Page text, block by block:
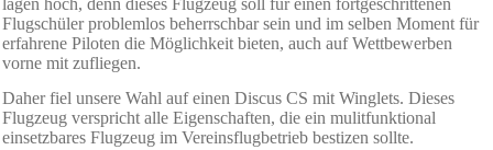
lagen hoch, denn dieses Flugzeug soll für einen fortgeschrittenen
Flugschüler problemlos beherrschbar sein und im selben Moment für
erfahrene Piloten die Möglichkeit bieten, auch auf Wettbewerben
vorne mit zufliegen.
Daher fiel unsere Wahl auf einen Discus CS mit Winglets. Dieses
Flugzeug verspricht alle Eigenschaften, die ein mulitfunktional
einsetzbares Flugzeug im Vereinsflugbetrieb bestizen sollte.